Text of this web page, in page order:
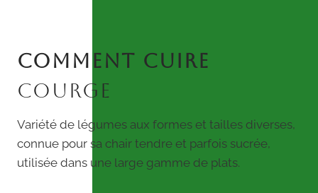
COMMENT CUIRE
COURGE
Variété de légumes aux formes et tailles diverses,
connue pour sa chair tendre et parfois sucrée,
utilisée dans une large gamme de plats.